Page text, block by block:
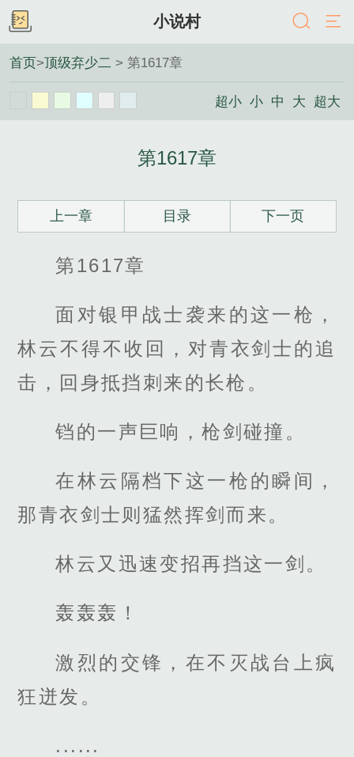
小说村
首页>顶级弃少二 > 第1617章
超小 小 中 大 超大
第1617章
上一章 目录 下一页
第1617章
面对银甲战士袭来的这一枪，
林云不得不收回，对青衣剑士的追
击，回身抵挡刺来的长枪。
铛的一声巨响，枪剑碰撞。
在林云隔档下这一枪的瞬间，
那青衣剑士则猛然挥剑而来。
林云又迅速变招再挡这一剑。
轰轰轰！
激烈的交锋，在不灭战台上疯
狂迸发。
......